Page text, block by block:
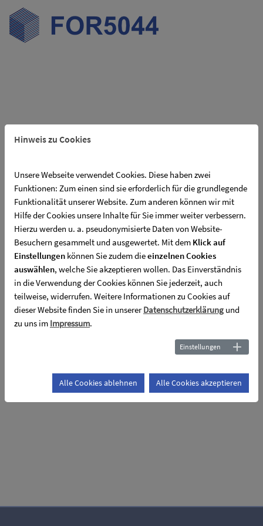
Online Meeting der
Forschungsgruppe zum Thema:
"LN-Nanopulver"
04.05.2022
Hinweis zu Cookies
Unsere Webseite verwendet Cookies. Diese haben zwei
Funktionen: Zum einen sind sie erforderlich für die grundlegende
Funktionalität unserer Website. Zum anderen können wir mit
Hilfe der Cookies unsere Inhalte für Sie immer weiter verbessern.
Hierzu werden u. a. pseudonymisierte Daten von Website-
Besuchern gesammelt und ausgewertet. Mit dem Klick auf
Einstellungen können Sie zudem dieeinzelnen Cookies
auswählen, welche Sie akzeptieren wollen. Das Einverständnis
in die Verwendung der Cookies können Sie jederzeit, auch
teilweise, widerrufen. Weitere Informationen zu Cookies auf
dieser Website finden Sie in unsererDatenschutzerklärung und
zu uns im Impressum.
Einstellungen
Alle Cookies ablehnen Alle Cookies akzeptieren